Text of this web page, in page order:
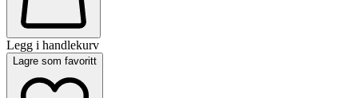
Legg i handlekurv
Lagre som favoritt